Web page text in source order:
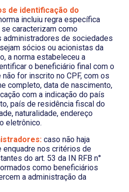
de identificação do
incluiu regra específica
caracterizam como
administradores de sociedades
sócios ou acionistas da
a norma estabeleceu a
o beneficiário final com o
não for inscrito no CPF, com os
completo, data de nascimento,
com a indicação do país
país de residência fiscal do
naturalidade, endereço
eletrônico.
caso não haja
enquadre nos critérios de
do art. 53 da IN RFB n°
como beneficiários
a administração da